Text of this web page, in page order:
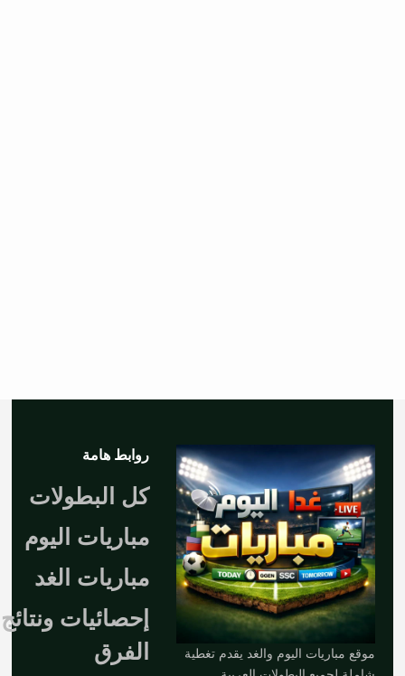
موقع مباريات اليوم والغد يقدم تغطية
روابط هامة
كل البطولات
مباريات اليوم
مباريات الغد
إحصائيات ونتائج
الفرق